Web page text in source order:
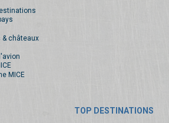
& châteaux
MICE
TOP DESTINATIONS